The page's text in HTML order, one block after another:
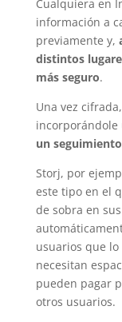
Cualquiera en
información a
previamente y,
distintos
más seguro.
Una vez
incorporándole
un
Storj, por
este tipo en el
de sobra en
usuarios que
necesitan
pueden pagar
otros usuarios.